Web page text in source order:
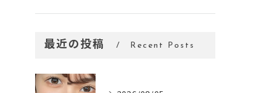
最近の投稿 Recent Posts